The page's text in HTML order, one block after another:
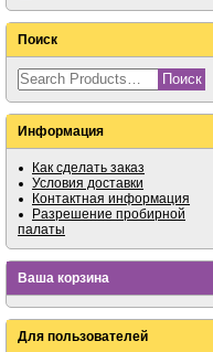
Поиск
Информация
Как сделать заказ
Условия доставки
Контактная информация
Разрешение пробирной
палаты
Ваша корзина
Для пользователей